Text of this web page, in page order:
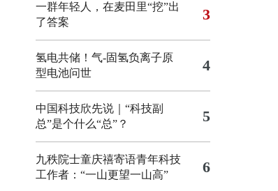
一群年轻人，在麦田里“挖”出
了答案
3
氢电共储！气-固氢负离子原
型电池问世
4
中国科技欣先说｜“科技副
总”是个什么“总”？
5
九秩院士童庆禧寄语青年科技
工作者：“一山更望一山高”
6